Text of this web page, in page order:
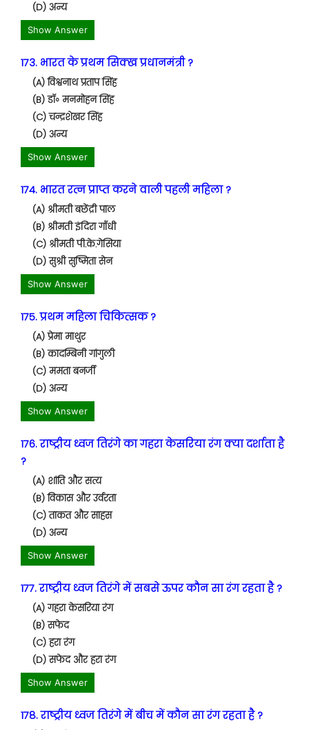
(D) अन्य
Show Answer
173. भारत के प्रथम सिक्ख प्रधानमंत्री ?
(A) विश्वनाथ प्रताप सिंह
(B) डॉ॰ मनमोहन सिंह
(C) चन्द्रशेखर सिंह
(D) अन्य
Show Answer
174. भारत रत्न प्राप्त करने वाली पहली महिला ?
(A) श्रीमती बछेंद्री पाल
(B) श्रीमती इंदिरा गाँधी
(C) श्रीमती पी.के.गेसिया
(D) सुश्री सुष्मिता सेन
Show Answer
175. प्रथम महिला चिकित्सक ?
(A) प्रेमा माथुर
(B) कादम्बिनी गांगुली
(C) ममता बनर्जी
(D) अन्य
Show Answer
176. राष्ट्रीय ध्वज तिरंगे का गहरा केसरिया रंग क्या दर्शाता है
?
(A) शांति और सत्य
(B) विकास और उर्वरता
(C) ताकत और साहस
(D) अन्य
Show Answer
177. राष्ट्रीय ध्वज तिरंगे में सबसे ऊपर कौन सा रंग रहता है ?
(A) गहरा केसरिया रंग
(B) सफेद
(C) हरा रंग
(D) सफेद और हरा रंग
Show Answer
178. राष्ट्रीय ध्वज तिरंगे में बीच में कौन सा रंग रहता है ?